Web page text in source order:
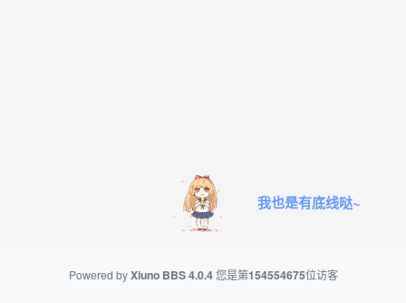
我也是有底线哒~
Powered byXiuno BBS4.0.4 您是第154554675位访客